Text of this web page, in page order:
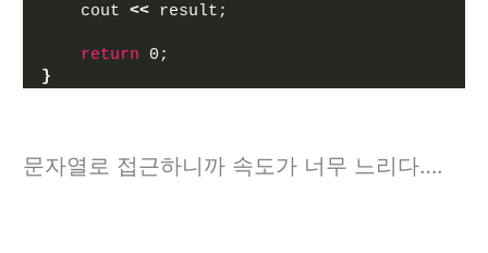
    cout
<< result;
return 0;
}
문자열로 접근하니까 속도가 너무 느리다….